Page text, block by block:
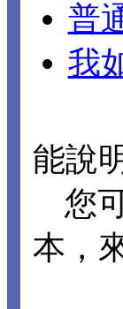
普
我
能說
您
本，